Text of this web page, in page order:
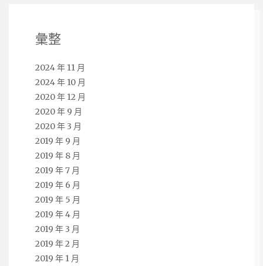
彙整
2024 年 11 月
2024 年 10 月
2020 年 12 月
2020 年 9 月
2020 年 3 月
2019 年 9 月
2019 年 8 月
2019 年 7 月
2019 年 6 月
2019 年 5 月
2019 年 4 月
2019 年 3 月
2019 年 2 月
2019 年 1 月